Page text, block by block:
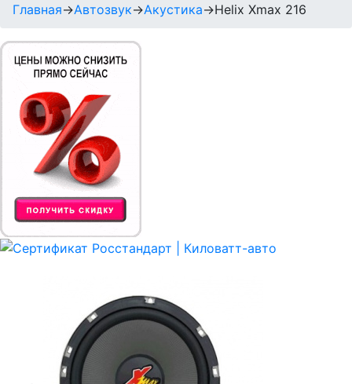
Главная→Автозвук→Акустика→Helix Xmax 216